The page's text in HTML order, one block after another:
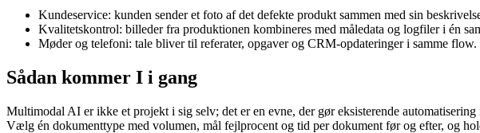
Kundeservice: kunden sender et foto af det defekte produkt sammen med sin
Kvalitetskontrol: billeder fra produktionen kombineres med måledata og logfiler i én
Møder og telefoni: tale bliver til referater, opgaver og CRM-opdateringer i samme flow.
Sådan kommer I i gang
Multimodal AI er ikke et projekt i sig selv; det er en evne, der gør eksisterende
Vælg én dokumenttype med volumen, mål fejlprocent og tid per dokument før og efter, og